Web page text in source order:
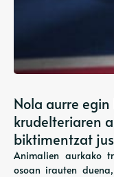
Nola aurre
krudelteriaren
biktimentzat
Animalien aurkako
osoan irauten